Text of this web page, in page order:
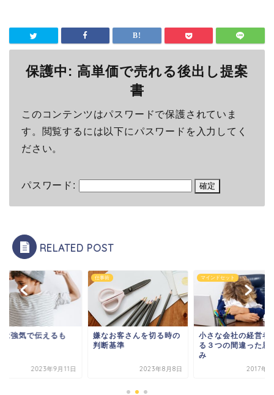
保護中: 高単価で売れる後出し提案
書
このコンテンツはパスワードで保護されていま
す。閲覧するには以下にパスワードを入力してく
ださい。
パスワード:
RELATED POST
は強気で伝えるも
2023年9月11日
仕事術
嫌なお客さんを切る時の
判断基準
2023年8月8日
マインドセット
小さな会社の経営者
る３つの間違った思
み
2017年3